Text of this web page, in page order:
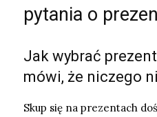
pytania o
Jak wybrać
mówi, że niczego
Skup się na prezentach